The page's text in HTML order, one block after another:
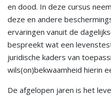
en dood. In deze cursus
deze en andere
ervaringen vanuit de
bespreekt wat een
juridische kaders van
wils(on)bekwaamheid hierin
De afgelopen jaren is het